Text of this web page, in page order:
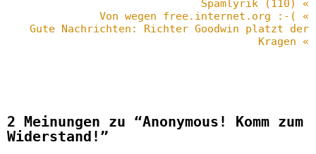
Spamlyrik (110) «
Von wegen free.internet.org :-( «
Gute Nachrichten: Richter Goodwin platzt der
Kragen «
2 Meinungen zu “Anonymous! Komm zum
Widerstand!”